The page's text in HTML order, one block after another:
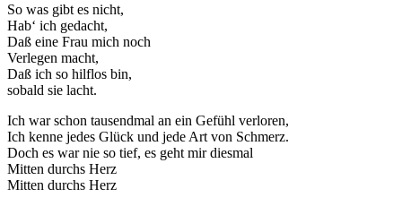
So was gibt es nicht,
Hab‘ ich gedacht,
Daß eine Frau mich noch
Verlegen macht,
Daß ich so hilflos bin,
sobald sie lacht.
Ich war schon tausendmal an ein Gefühl verloren,
Ich kenne jedes Glück und jede Art von Schmerz.
Doch es war nie so tief, es geht mir diesmal
Mitten durchs Herz
Mitten durchs Herz